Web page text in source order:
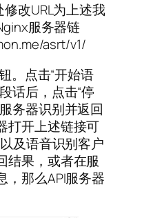
改URL为上述我
服务器链
asrt/v1/
。点击“开始语
话后，点击“停
务器识别并返回
打开上述链接可
及语音识别客户
结果，或者在服
，那么API服务器